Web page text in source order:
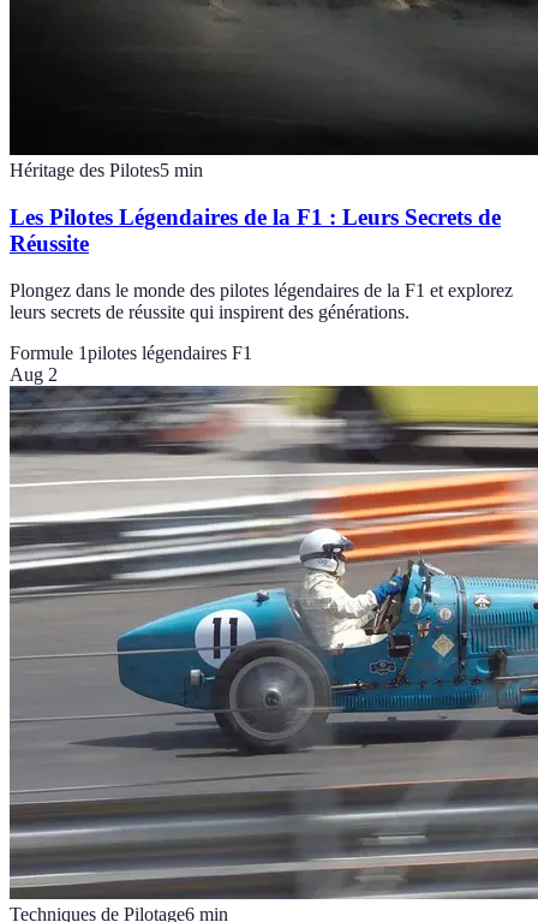
Héritage des Pilotes5 min
Les Pilotes Légendaires de la F1 : Leurs Secrets de
Réussite
Plongez dans le monde des pilotes légendaires de la F1 et explorez
leurs secrets de réussite qui inspirent des générations.
Formule 1pilotes légendaires F1
Aug 2
Techniques de Pilotage6 min